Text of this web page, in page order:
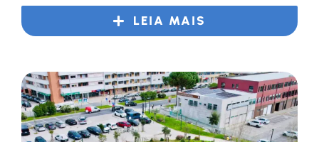
LEIA MAIS